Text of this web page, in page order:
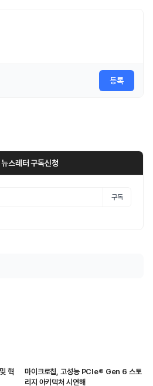
등록
뉴스레터 구독신청
구독
혁
마이크로칩, 고성능 PCIe® Gen 6 스토
리지 아키텍처 시연해